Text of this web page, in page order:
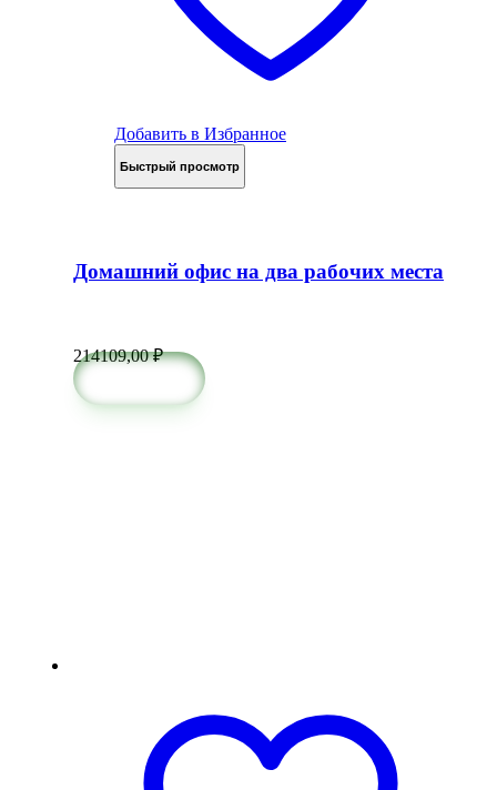
Добавить в Избранное
Быстрый просмотр
Домашний офис на два рабочих места
214109,00₽